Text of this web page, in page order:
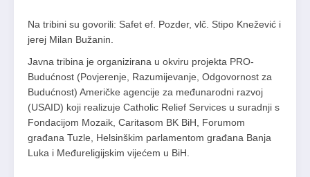
Na tribini su govorili: Safet ef. Pozder, vlč. Stipo Knežević i
jerej Milan Bužanin.
Javna tribina je organizirana u okviru projekta PRO-
Budućnost (Povjerenje, Razumijevanje, Odgovornost za
Budućnost) Američke agencije za međunarodni razvoj
(USAID) koji realizuje Catholic Relief Services u suradnji s
Fondacijom Mozaik, Caritasom BK BiH, Forumom
građana Tuzle, Helsinškim parlamentom građana Banja
Luka i Međureligijskim vijećem u BiH.